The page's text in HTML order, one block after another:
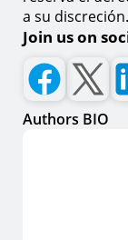
a su discreción.
Join us on
Authors BIO